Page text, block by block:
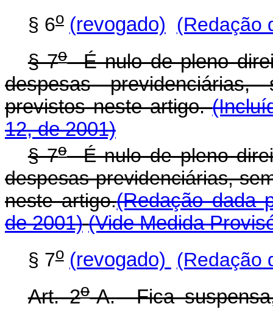
§ 6o (revogado)
(Redação
§ 7oÉ nulo de pleno
despesas
previstos neste artigo.
12, de 2001)
§ 7oÉ nulo de pleno
despesas previdenciárias,
neste artigo.(Redação dada
de 2001) (Vide Medida
§ 7o (revogado)
(Redação
Art. 2o-A. Fica